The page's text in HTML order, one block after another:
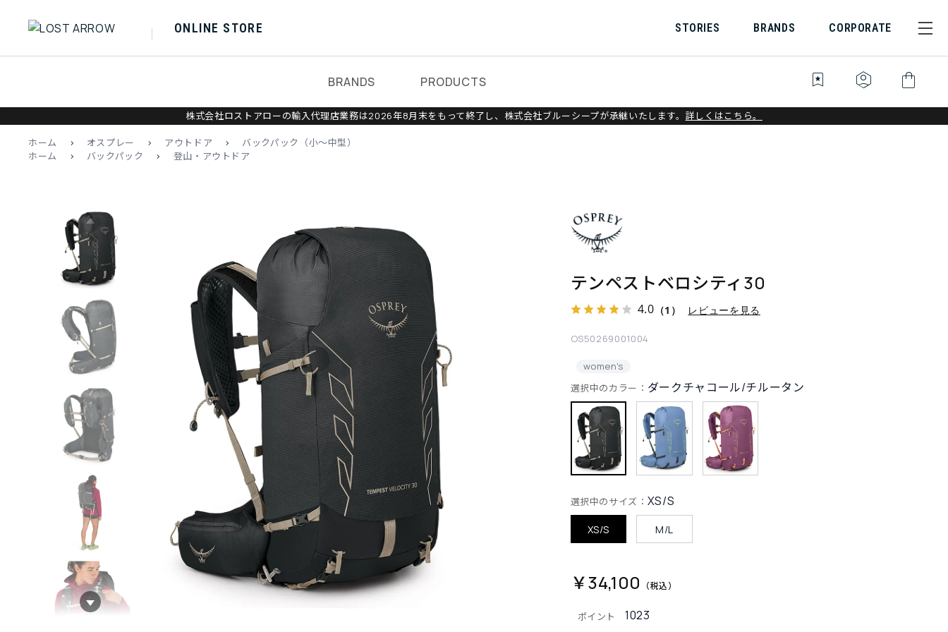
ONLINE STORE STORIES BRANDS CORPORATE
BRANDS PRODUCTS bookmark_star identity_platform shopping_bag
株式会社ロストアローの輸入代理店業務は2026年8月末をもって終了し、株式会社ブルーシープが承継いたします。 詳しくはこちら。
ホーム > オスプレー > アウトドア >
バックパック（小～中型）
ホーム
> バックパック > 登山・アウトドア
テンペストベロシティ30
4.0 （1） レビューを見る
OS50269001004
women's
ポイント 1023
選択中のカラー： ダークチャコール/チルータン
選択中のサイズ： XS/S
XS/S M/L
￥34,100